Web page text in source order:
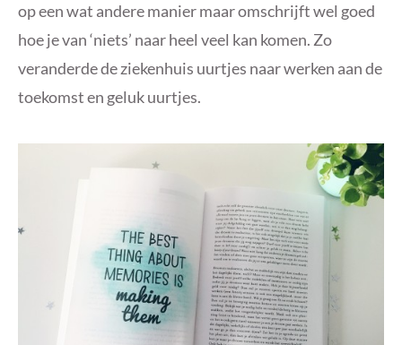
op een wat andere manier maar omschrijft wel goed
hoe je van ‘niets’ naar heel veel kan komen. Zo
veranderde de ziekenhuis uurtjes naar werken aan de
toekomst en geluk uurtjes.